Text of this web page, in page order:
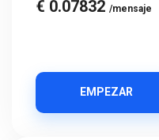
€ 0.07832 /mensaje
EMPEZAR